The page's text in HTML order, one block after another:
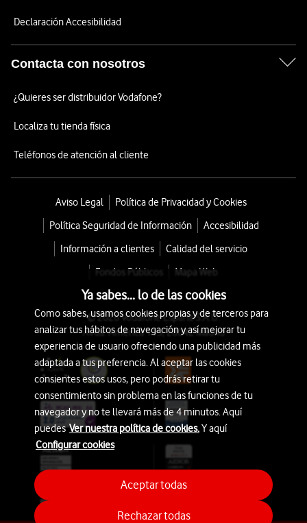
Declaración Accesibilidad
Contacta con nosotros
¿Quieres ser distribuidor Vodafone?
Localiza tu tienda física
Teléfonos de atención al cliente
Aviso Legal
Política de Privacidad y Cookies
Política Seguridad de Información
Accesibilidad
Información a clientes
Calidad del servicio
Fondos Públicos
Mapa Web
© 2026 Vodafone España S.A.U.
Avda. América 115, 28042 Madrid
Ya sabes... lo de las cookies
Como sabes, usamos cookies propias y de terceros para
analizar tus hábitos de navegación y así mejorar tu
experiencia de usuario ofreciendo una publicidad más
adaptada a tus preferencia. Al aceptar las cookies
consientes estos usos, pero podrás retirar tu
consentimiento sin problema en las funciones de tu
navegador y no te llevará más de 4 minutos. Aquí
puedesVer nuestra política de cookies.Y aquí
Configurar cookies
Rechazar todas
Aceptar todas